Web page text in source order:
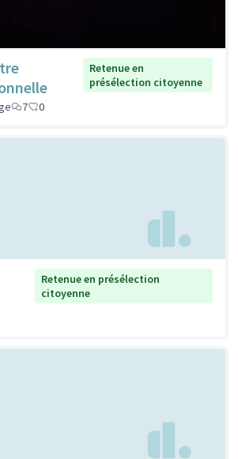
Retenue en
présélection citoyenne
7 0
Retenue en présélection
citoyenne